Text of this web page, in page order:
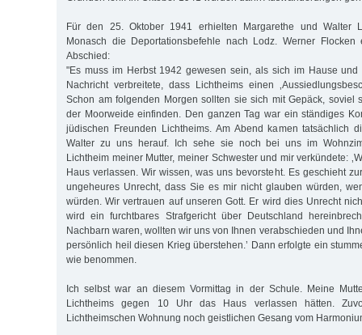
Für den 25. Oktober 1941 erhielten Margarethe und Walter
Monasch die Deportationsbefehle nach Lodz. Werner
Abschied:
"Es muss im Herbst 1942 gewesen sein, als sich im Hause und
Nachricht verbreitete, dass Lichtheims einen
Schon am folgenden Morgen sollten sie sich mit Gepäck, soviel
der Moorweide einfinden. Den ganzen Tag war ein ständiges
jüdischen Freunden Lichtheims. Am Abend kamen tatsächlich
Walter zu uns herauf. Ich sehe sie noch bei uns im
Lichtheim meiner Mutter, meiner Schwester und mir verkündete:
Haus verlassen. Wir wissen, was uns bevorsteht. Es geschieht
ungeheures Unrecht, dass Sie es mir nicht glauben würden,
würden. Wir vertrauen auf unseren Gott. Er wird dies Unrecht
wird ein furchtbares Strafgericht über Deutschland
Nachbarn waren, wollten wir uns von Ihnen verabschieden und
persönlich heil diesen Krieg überstehen.’ Dann erfolgte ein
wie benommen.
Ich selbst war an diesem Vormittag in der Schule. Meine
Lichtheims gegen 10 Uhr das Haus verlassen hätten.
Lichtheimschen Wohnung noch geistlichen Gesang vom